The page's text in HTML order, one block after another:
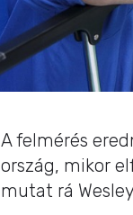
A felmérés
ország, mikor
mutat rá